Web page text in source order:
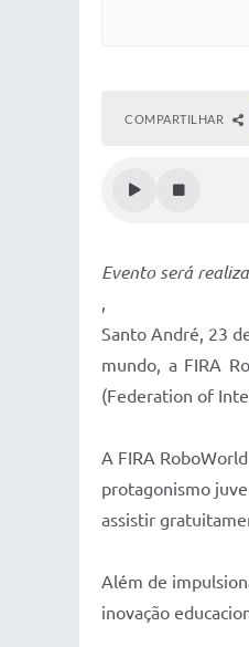
COMPARTILHAR
Evento será
,
Santo André, 23
mundo, a FIRA
(Federation of
A FIRA
protagonismo
assistir
Além de
inovação